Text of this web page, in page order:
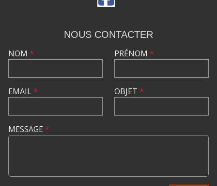
NOUS CONTACTER
NOM *
EMAIL*
PRÉNOM *
OBJET *
MESSAGE *